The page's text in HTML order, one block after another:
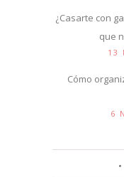
¿Casarte con
que
13
Cómo
6